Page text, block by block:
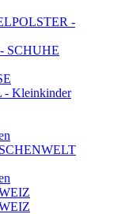
-
SCHUHE
Kleinkinder